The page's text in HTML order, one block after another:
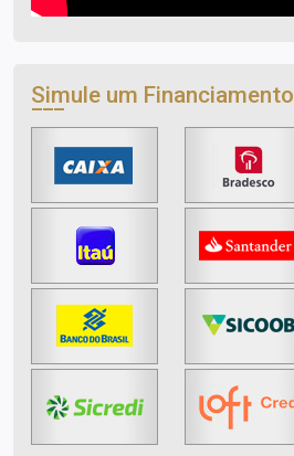
Simule um Financiamento